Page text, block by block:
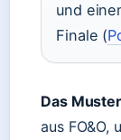
und
Finale (
Das
aus FO&O,